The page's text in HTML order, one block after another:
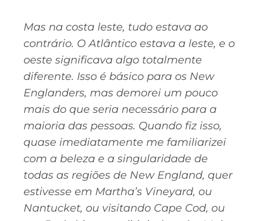
Mas na costa leste, tudo estava ao
contrário. O Atlântico estava a leste, e o
oeste significava algo totalmente
diferente. Isso é básico para os New
Englanders, mas demorei um pouco
mais do que seria necessário para a
maioria das pessoas. Quando fiz isso,
quase imediatamente me familiarizei
com a beleza e a singularidade de
todas as regiões de New England, quer
estivesse em Martha’s Vineyard, ou
Nantucket, ou visitando Cape Cod, ou